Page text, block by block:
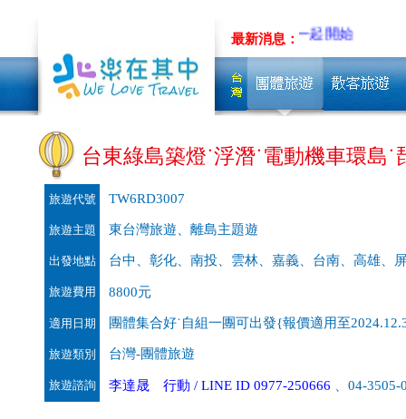
最新消息：
低碳旅行，從你我一起開始
台東綠島築燈˙浮潛˙電動機車環島˙
旅遊代號 TW6RD3007
旅遊主題 東台灣旅遊、離島主題遊
出發地點 台中、彰化、南投、雲林、嘉義、台南、高雄、
旅遊費用 8800元
適用日期 團體集合好˙自組一團可出發{報價適用至
旅遊類別 台灣-團體旅遊
旅遊諮詢 李達晟 行動 / LINE ID 0977-250666 、04-3505-